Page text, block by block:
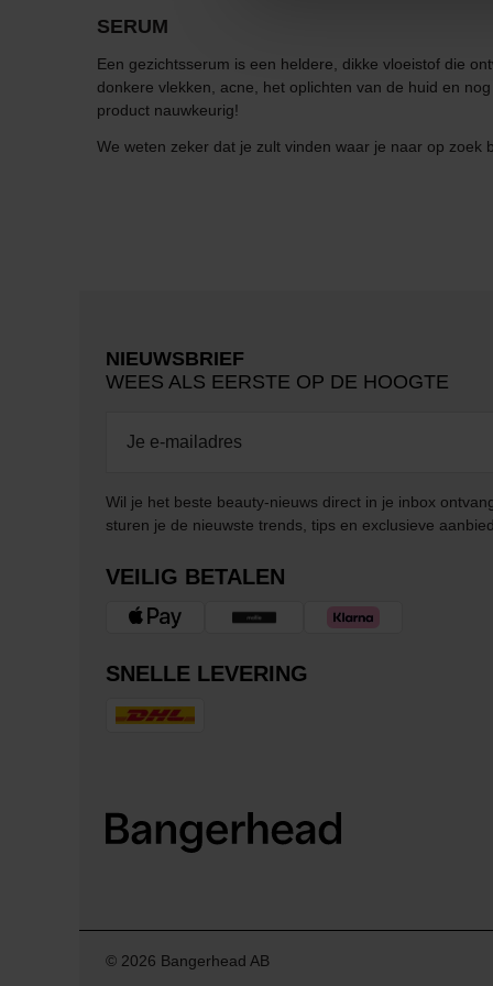
SERUM
Een gezichtsserum is een heldere, dikke vloeistof die
donkere vlekken, acne, het oplichten van de huid en
product nauwkeurig!
We weten zeker dat je zult vinden waar je naar op zoek
NIEUWSBRIEF
WEES ALS EERSTE OP DE HOOGTE
Wil je het beste beauty-nieuws direct in je inbox
sturen je de nieuwste trends, tips en exclusieve
VEILIG BETALEN
SNELLE LEVERING
© 2026 Bangerhead AB